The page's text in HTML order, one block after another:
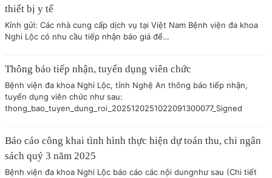
thiết bị y tế
Kính gửi: Các nhà cung cấp dịch vụ tại Việt Nam Bệnh viện đa khoa
Nghi Lộc có nhu cầu tiếp nhận báo giá để…
Thông báo tiếp nhận, tuyển dụng viên chức
Bệnh viện đa khoa Nghi Lộc, tỉnh Nghệ An thông báo tiếp nhận,
tuyển dụng viên chức như sau:
thong_bao_tuyen_dung_roi_2025120251022091300077_Signed
Báo cáo công khai tình hình thực hiện dự toán thu, chi ngân
sách quý 3 năm 2025
Bệnh viện đa khoa Nghi Lộc báo cáo các nội dungnhư sau (Chi tiết